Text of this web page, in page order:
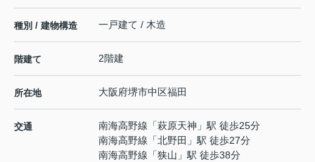
種別 / 建物構造 一戸建て / 木造
階建て 2階建
所在地 大阪府堺市中区福田
交通 南海高野線 「萩原天神 」駅 徒歩25分
南海高野線 「北野田 」駅 徒歩27分
南海高野線 「狭山 」駅 徒歩38分